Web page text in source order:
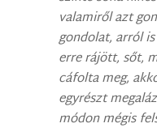
valamiről azt
gondolat, arról
erre rájött, sőt,
cáfolta meg,
egyrészt
módon mégis